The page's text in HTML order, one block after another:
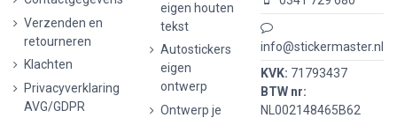
Verzenden en
retourneren
Klachten
Privacyverklaring
AVG/GDPR
eigen houten
tekst
Autostickers
eigen
ontwerp
Ontwerp je
info@stickermaster.nl
KVK: 71793437
BTW nr:
NL002148465B62